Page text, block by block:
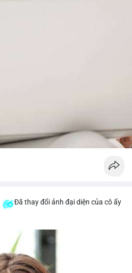
Đã thay đổi ảnh đại diện của cô ấy